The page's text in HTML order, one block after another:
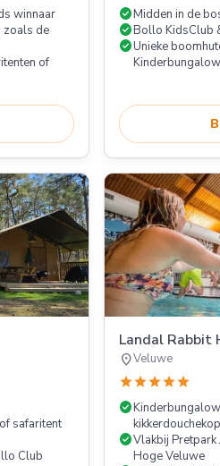
winnaar
zoals de
of
check_circleMidden in de
check_circleBollo KidsClub
check_circleUnieke
safaritent
Club
Landal Rabbit
location_onVeluwe
starstarstarstarstar
check_circle
kikkerdouchekop
check_circleVlakbij Pretpark
Hoge Veluwe